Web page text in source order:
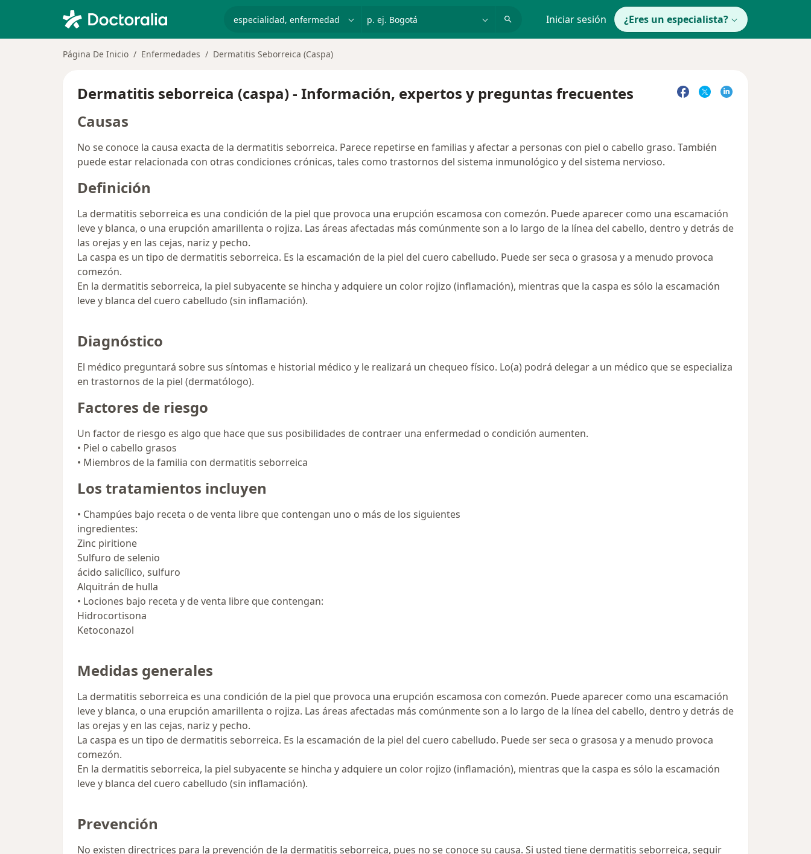
p. ej. Bogotá Iniciar sesión ¿Eres un especialista?
Página De Inicio Enfermedades Dermatitis Seborreica (Caspa)
Dermatitis seborreica (caspa) - Información, expertos y preguntas frecuentes
Causas
No se conoce la causa exacta de la dermatitis seborreica. Parece repetirse en familias y afectar a personas con piel o cabello graso. También
puede estar relacionada con otras condiciones crónicas, tales como trastornos del sistema inmunológico y del sistema nervioso.
Definición
La dermatitis seborreica es una condición de la piel que provoca una erupción escamosa con comezón. Puede aparecer como una escamación
leve y blanca, o una erupción amarillenta o rojiza. Las áreas afectadas más comúnmente son a lo largo de la línea del cabello, dentro y detrás de
las orejas y en las cejas, nariz y pecho.
La caspa es un tipo de dermatitis seborreica. Es la escamación de la piel del cuero cabelludo. Puede ser seca o grasosa y a menudo provoca
comezón.
En la dermatitis seborreica, la piel subyacente se hincha y adquiere un color rojizo (inflamación), mientras que la caspa es sólo la escamación
leve y blanca del cuero cabelludo (sin inflamación).
Diagnóstico
El médico preguntará sobre sus síntomas e historial médico y le realizará un chequeo físico. Lo(a) podrá delegar a un médico que se especializa
en trastornos de la piel (dermatólogo).
Factores de riesgo
Un factor de riesgo es algo que hace que sus posibilidades de contraer una enfermedad o condición aumenten.
• Piel o cabello grasos
• Miembros de la familia con dermatitis seborreica
Los tratamientos incluyen
• Champúes bajo receta o de venta libre que contengan uno o más de los siguientes
ingredientes:
Zinc piritione
Sulfuro de selenio
ácido salicílico, sulfuro
Alquitrán de hulla
• Lociones bajo receta y de venta libre que contengan:
Hidrocortisona
Ketoconazol
Medidas generales
La dermatitis seborreica es una condición de la piel que provoca una erupción escamosa con comezón. Puede aparecer como una escamación
leve y blanca, o una erupción amarillenta o rojiza. Las áreas afectadas más comúnmente son a lo largo de la línea del cabello, dentro y detrás de
las orejas y en las cejas, nariz y pecho.
La caspa es un tipo de dermatitis seborreica. Es la escamación de la piel del cuero cabelludo. Puede ser seca o grasosa y a menudo provoca
comezón.
En la dermatitis seborreica, la piel subyacente se hincha y adquiere un color rojizo (inflamación), mientras que la caspa es sólo la escamación
leve y blanca del cuero cabelludo (sin inflamación).
Prevención
No existen directrices para la prevención de la dermatitis seborreica, pues no se conoce su causa. Si usted tiene dermatitis seborreica, seguir